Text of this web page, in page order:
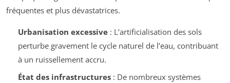
fréquentes et plus dévastatrices.
Urbanisation excessive: L’artificialisation des sols
perturbe gravement le cycle naturel de l’eau, contribuant
à un ruissellement accru.
État des infrastructures: De nombreux systèmes